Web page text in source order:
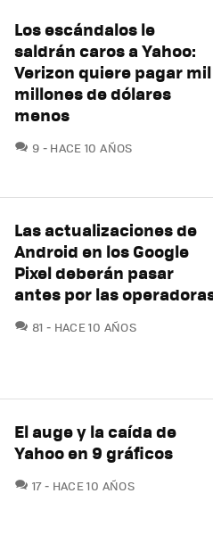
Los escándalos le
saldrán caros a Yahoo:
Verizon quiere pagar mil
millones de dólares
menos
9 COMENTARIOS
HACE 10 AÑOS
Las actualizaciones de
Android en los Google
Pixel deberán pasar
antes por las
81 COMENTARIOS
HACE 10 AÑOS
El auge y la caída de
Yahoo en 9 gráficos
17COMENTARIOS
HACE 10 AÑOS